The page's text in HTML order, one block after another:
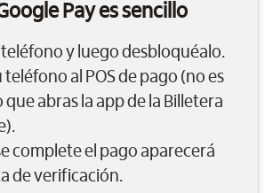
Pay es sencillo
y luego desbloquéalo.
al POS de pago (no es
que abras la app de la Billetera
complete el pago aparecerá
de verificación.